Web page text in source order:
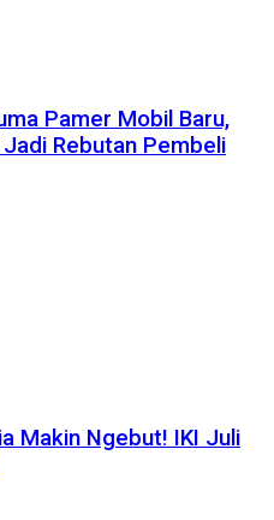
Pamer Mobil Baru,
Rebutan Pembeli
Makin Ngebut! IKI Juli